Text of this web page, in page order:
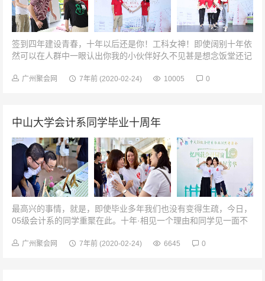
签到四年建设青春，十年以后还是你！工科女神！即使阔别十年依
然可以在人群中一眼认出你我的小伙伴好久不见甚是想念饭堂还记
但还是那时最熟悉的味道班会...
广州聚会网 7年前 (2020-02-24) 10005 0
中山大学会计系同学毕业十周年
最高兴的事情，就是，即使毕业多年我们也没有变得生疏，今日，
05级会计系的同学重聚在此。十年·相见一个理由和同学见一面不
长，真情永在！你依然是我...
广州聚会网 7年前 (2020-02-24) 6645 0